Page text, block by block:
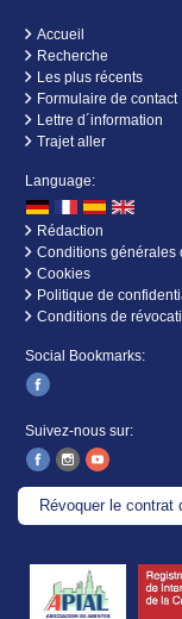
Accueil
Recherche
Les plus récents
Formulaire de contact
Lettre d´information
Trajet aller
Language:
Rédaction
Conditions générales
Cookies
Politique de
Conditions de
Social Bookmarks:
Suivez-nous sur:
Révoquer le contrat